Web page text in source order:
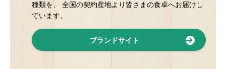
種類を、 全国の契約産地より皆さまの食卓へお届けし
ています。
ブランドサイト